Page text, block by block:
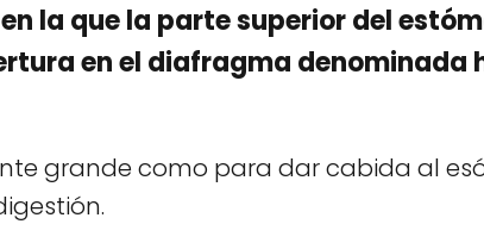
la que la parte superior del
en el diafragma denominada
grande como para dar cabida al